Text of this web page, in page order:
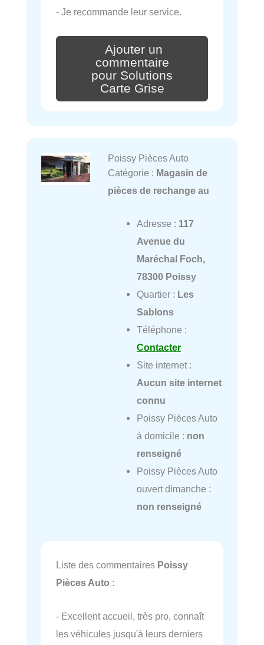
- Je recommande leur service.
Ajouter un
commentaire
pour Solutions
Carte Grise
Poissy Pièces Auto
Catégorie : Magasin de
pièces de rechange au
Adresse : 117
Avenue du
Maréchal Foch,
78300 Poissy
Quartier : Les
Sablons
Téléphone :
Contacter
Site internet :
Aucun site internet
connu
Poissy Pièces Auto
à domicile : non
renseigné
Poissy Pièces Auto
ouvert dimanche :
non renseigné
Liste des commentaires Poissy
Pièces Auto :
- Excellent accueil, très pro, connaît
les véhicules jusqu'à leurs derniers